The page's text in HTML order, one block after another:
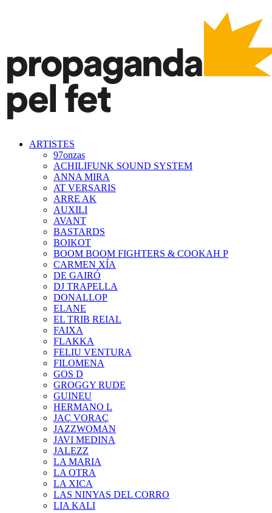
ARTISTES
97onzas
ACHILIFUNK SOUND SYSTEM
ANNA MIRA
AT VERSARIS
ARRE AK
AUXILI
AVANT
BASTARDS
BOIKOT
BOOM BOOM FIGHTERS & COOKAH P
CARMEN XÍA
DE GAIRÓ
DJ TRAPELLA
DONALLOP
ELANE
EL TRIB REIAL
FAIXA
FLAKKA
FELIU VENTURA
FILOMENA
GOS D
GROGGY RUDE
GUINEU
HERMANO L
JAÇ VORAÇ
JAZZWOMAN
JAVI MEDINA
JALEZZ
LA MARIA
LA OTRA
LA XICA
LAS NINYAS DEL CORRO
LIA KALI